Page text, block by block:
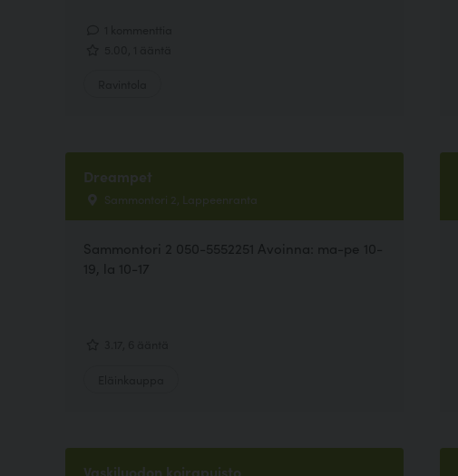
Dreampet
Sammontori 2, Lappeenranta
Sammontori 2 050-5552251 Avoinna: ma-pe 10-
19, la 10-17
Vaskiluodon koirapuisto